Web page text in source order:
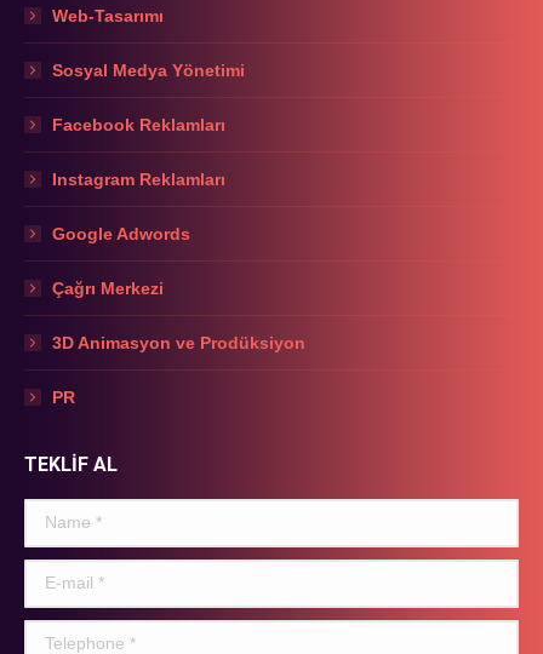
windowwindow
Web-Tasarımı
Sosyal Medya Yönetimi
Facebook Reklamları
Instagram Reklamları
Google Adwords
Çağrı Merkezi
3D Animasyon ve Prodüksiyon
PR
TEKLİF AL
Name *
E-mail *
Telephone *